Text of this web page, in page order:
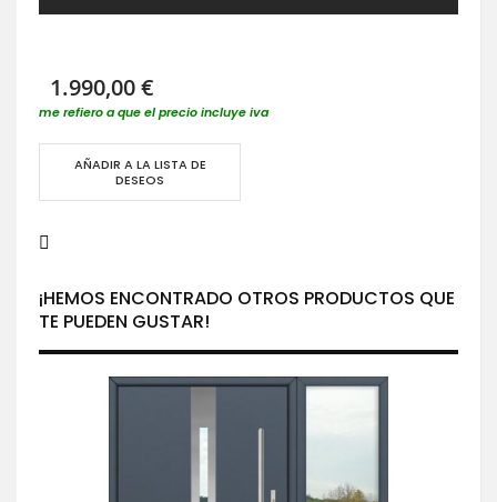
1.990,00 €
me refiero a que el precio incluye iva
AÑADIR A LA LISTA DE
DESEOS
¡HEMOS ENCONTRADO OTROS PRODUCTOS QUE
TE PUEDEN GUSTAR!